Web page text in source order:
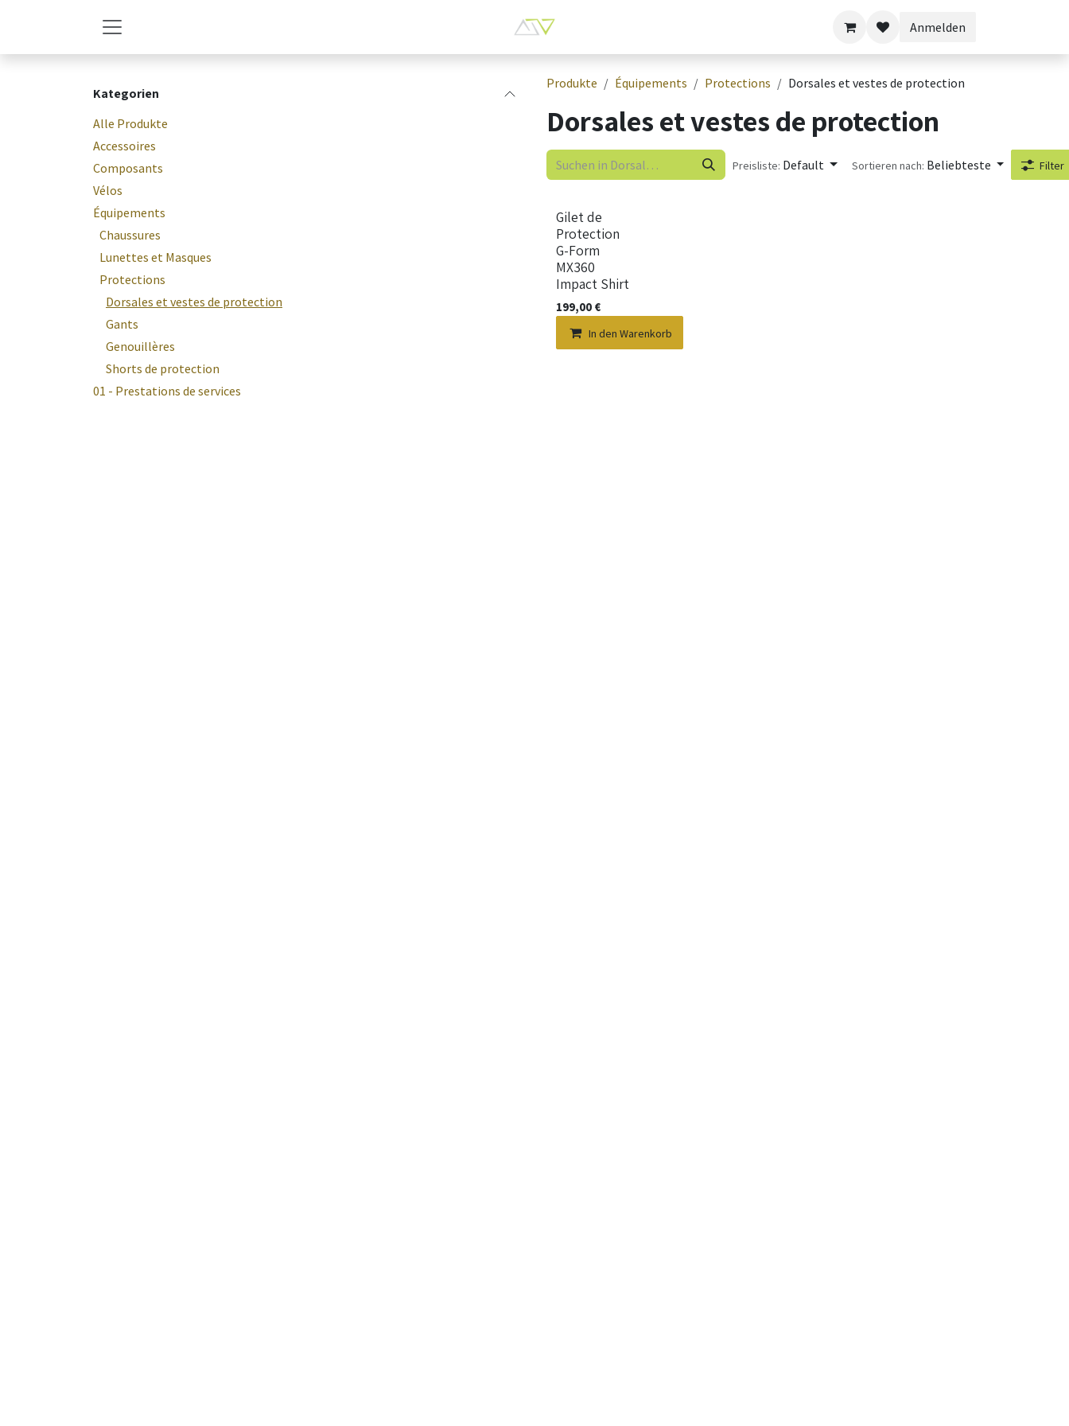
Anmelden
Kategorien
Alle Produkte
Accessoires
Composants
Vélos
Équipements
Chaussures
Lunettes et Masques
Protections
Dorsales et vestes de protection
Gants
Genouillères
Shorts de protection
01 - Prestations de services
Produkte Équipements Protections Dorsales et vestes de protection
Dorsales et vestes de protection
Preisliste: Default Sortieren nach: Beliebteste Filter
Gilet de
Protection
G-Form
MX360
Impact Shirt
199,00 €
In den Warenkorb